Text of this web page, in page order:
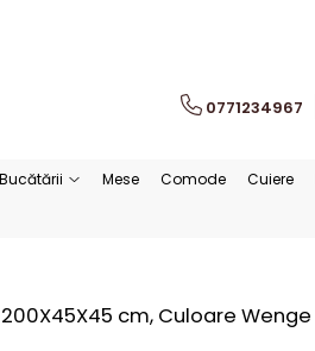
0771234967
Bucătării Mese Comode Cuiere
cm, Culoare